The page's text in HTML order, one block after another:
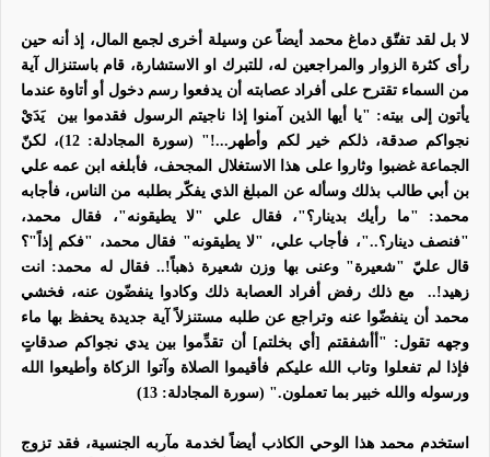
لا بل لقد تفتّق دماغ محمد أيضاً عن وسيلة أخرى لجمع المال، إذ أنه حين
رأى كثرة الزوار والمراجعين له، للتبرك او الاستشارة، قام باستنزال آية
من السماء تقترح على أفراد عصابته أن يدفعوا رسم دخول أو أتاوة عندما
يأتون إلى بيته: "يا أيها الذين آمنوا إذا ناجيتم الرسول فقدموا بين
يَدَيْ
نجواكم صدقة،ذلكم خير لكم وأطهر
...!" (سورة المجادلة: 12)، لكنّ
الجماعة غضبوا وثاروا على هذا الاستغلال المجحف، فأبلغه ابن عمه علي
بن أبي طالب بذلك وسأله عن المبلغ الذي يفكّر بطلبه من الناس، فأجابه
محمد: "ما رأيك بدينار؟"، فقال علي "لا يطيقونه"، فقال محمد،
"فنصف دينار؟.."، فأجاب علي، "لا يطيقونه" فقال محمد، "فكم إذاً"؟
قال عليّ "شعيرة" وعنى بها وزن شعيرة ذهباً!.. فقال له محمد: انت
زهيد!..
مع ذلك رفض أفراد العصابة ذلك وكادوا ينفضّون عنه، فخشي
محمد أن ينفضّوا عنه وتراجع عن طلبه مستنزلاً آية جديدة يحفظ بها ماء
وجهه تقول: "أأشفقتم [أي بخلتم]
أن تقدِّموا بين يدي نجواكم صدقاتٍ
فإذا لم تفعلوا وتاب الله عليكم فأقيموا الصلاة وآتوا الزكاة وأطيعوا الله
ورسوله والله خبير بما تعملون." (سورة المجادلة: 13
)
استخدم محمد هذا الوحي الكاذب أيضاً لخدمة مآربه الجنسية، فقد تزوج